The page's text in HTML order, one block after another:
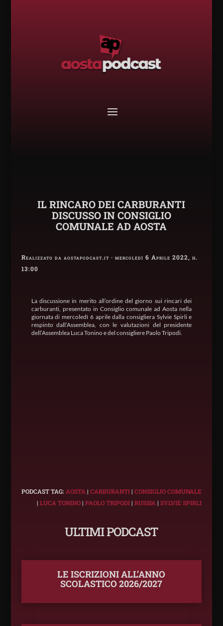
IL RINCARO DEI CARBURANTI
DISCUSSO IN CONSIGLIO
COMUNALE AD AOSTA
Realizzato da aostapodcast.it · mercoledì 6 Aprile 2022, h.
13:00
La discussione in merito all’ordine del giorno sui rincari dei
carburanti, presentato in Consiglio comunale ad Aosta nella
giornata di mercoledì 6 aprile dalla consigliera Sylvie Spirli e
respinto dall’Assemblea, con le valutazioni del presidente
dell’Assemblea Luca Tonino e del consigliere Paolo Tripodi.
PODCAST TAG: AOSTA |CARBURANTI|CONSIGLIO COMUNALE
|LUCA TONINO|PAOLO TRIPODI|RUSSIA |SYLVIE SPIRLI
ULTIMI PODCAST
LE ISCRIZIONI ALL’ANNO
SCOLASTICO 2026/2027